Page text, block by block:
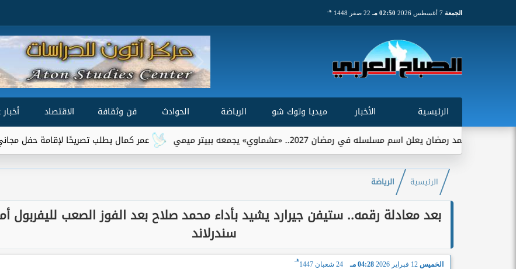
الجمعة 02:50 مـ 22 صفر 1448 هـ
الرئيسية الأخبار ميديا وتوك شو الرياضة الحوادث فن وثقافة الاقتصاد
عمر كمال يطلب تصريحًا لإقامة حفل مجاني لأهالي يعلن اسم مسلسله في رمضان 2027.. «عشماوي» يجمعه ببيتر ميمي
الرئيسية الرياضة
بعد معادلة رقمه.. ستيفن جيرارد يشيد بأداء محمد صلاح بعد الفوز الصعب لليفربول
سندرلاند
الخميس 12 فبراير 2026 04:28 مـ 24 شعبان 1447
هـ